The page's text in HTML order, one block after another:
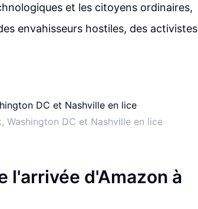
et les citoyens ordinaires,
envahisseurs hostiles, des activistes
Washington DC et Nashville en lice
l'arrivée d'Amazon à